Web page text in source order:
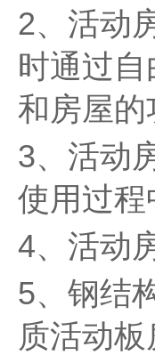
2、活动
时通过
和房屋的
3、活动
使用过
4、活动
5、钢结
质活动